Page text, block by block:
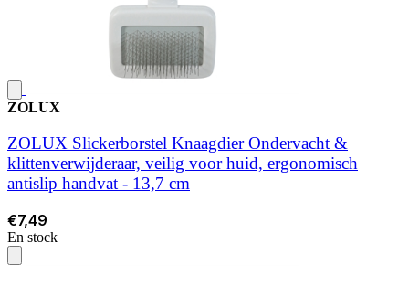
ZOLUX
ZOLUX Slickerborstel Knaagdier Ondervacht &
klittenverwijderaar, veilig voor huid, ergonomisch
antislip handvat - 13,7 cm
€7,49
En stock